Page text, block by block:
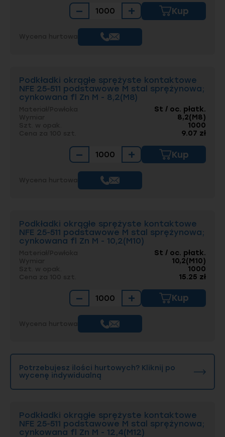
− + Kup
Podkładki okrągłe sprężyste kontaktowe
NFE 25-511 podstawowe M stal sprężynowa;
cynkowana fl Zn M - 8,2(M8)
St / oc. płatk.
8,2(M8)
1000
9.07 zł
− + Kup
Podkładki okrągłe sprężyste kontaktowe
NFE 25-511 podstawowe M stal sprężynowa;
cynkowana fl Zn M - 10,2(M10)
St / oc. płatk.
10,2(M10)
1000
15.25 zł
− + Kup
Potrzebujesz ilości hurtowych? Kliknij po
wycenę indywidualną
Podkładki okrągłe sprężyste kontaktowe
NFE 25-511 podstawowe M stal sprężynowa;
cynkowana fl Zn M - 12,4(M12)